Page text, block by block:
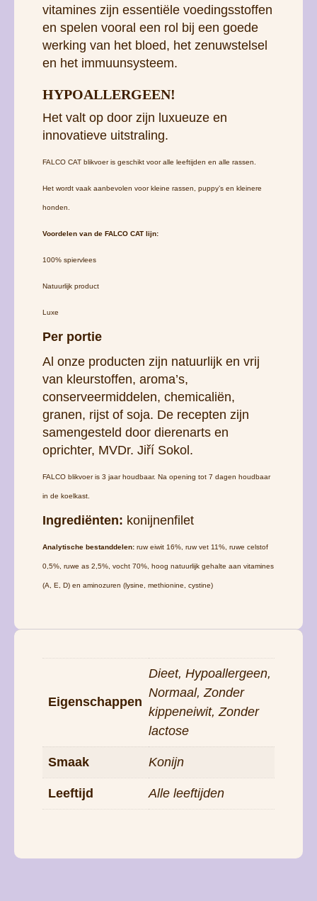
vitamines zijn essentiële voedingsstoffen
en spelen vooral een rol bij een goede
werking van het bloed, het zenuwstelsel
en het immuunsysteem.
HYPOALLERGEEN!
Het valt op door zijn luxueuze en
innovatieve uitstraling.
FALCO CAT blikvoer is geschikt voor alle leeftijden en alle rassen.
Het wordt vaak aanbevolen voor kleine rassen, puppy’s en kleinere
honden.
Voordelen van de FALCO CAT lijn:
100% spiervlees
Natuurlijk product
Luxe
Per portie
Al onze producten zijn natuurlijk en vrij
van kleurstoffen, aroma’s,
conserveermiddelen, chemicaliën,
granen, rijst of soja. De recepten zijn
samengesteld door dierenarts en
oprichter, MVDr. Jiří Sokol.
FALCO blikvoer is 3 jaar houdbaar. Na opening tot 7 dagen houdbaar
in de koelkast.
Ingrediënten: konijnenfilet
Analytische bestanddelen: ruw eiwit 16%, ruw vet 11%, ruwe celstof
0,5%, ruwe as 2,5%, vocht 70%, hoog natuurlijk gehalte aan vitamines
(A, E, D) en aminozuren (lysine, methionine, cystine)
Eigenschappen
Dieet, Hypoallergeen,
Normaal, Zonder
kippeneiwit, Zonder
lactose
Smaak Konijn
Leeftijd Alle leeftijden